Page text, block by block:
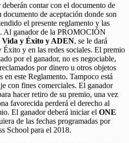
contar con el documento de
de aceptación donde son
el presente reglamento y las
Al ganador de la PROMOCIÓN
Vida y Éxito y ADEN, se le dará
y en las redes sociales. El premio
por el ganador, no es negociable,
por dinero u otros objetos
en este Reglamento. Tampoco está
con fines comerciales. El ganador
hacer retiro de su premio, una vez
favorecida perderá el derecho al
El ganador deberá iniciar el ONE
de las fechas programadas por
School para el 2018.